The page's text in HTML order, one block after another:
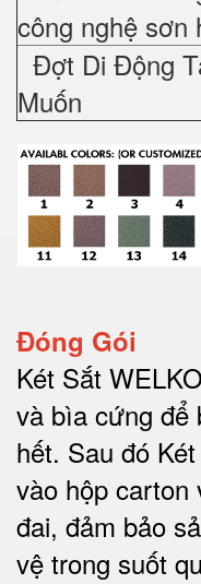
công nghệ sơn
Đợt Di Động
Muốn
Đóng Gói
Két Sắt
và bìa cứng để
hết. Sau đó
vào hộp carton
đai, đảm bảo
vệ trong suốt